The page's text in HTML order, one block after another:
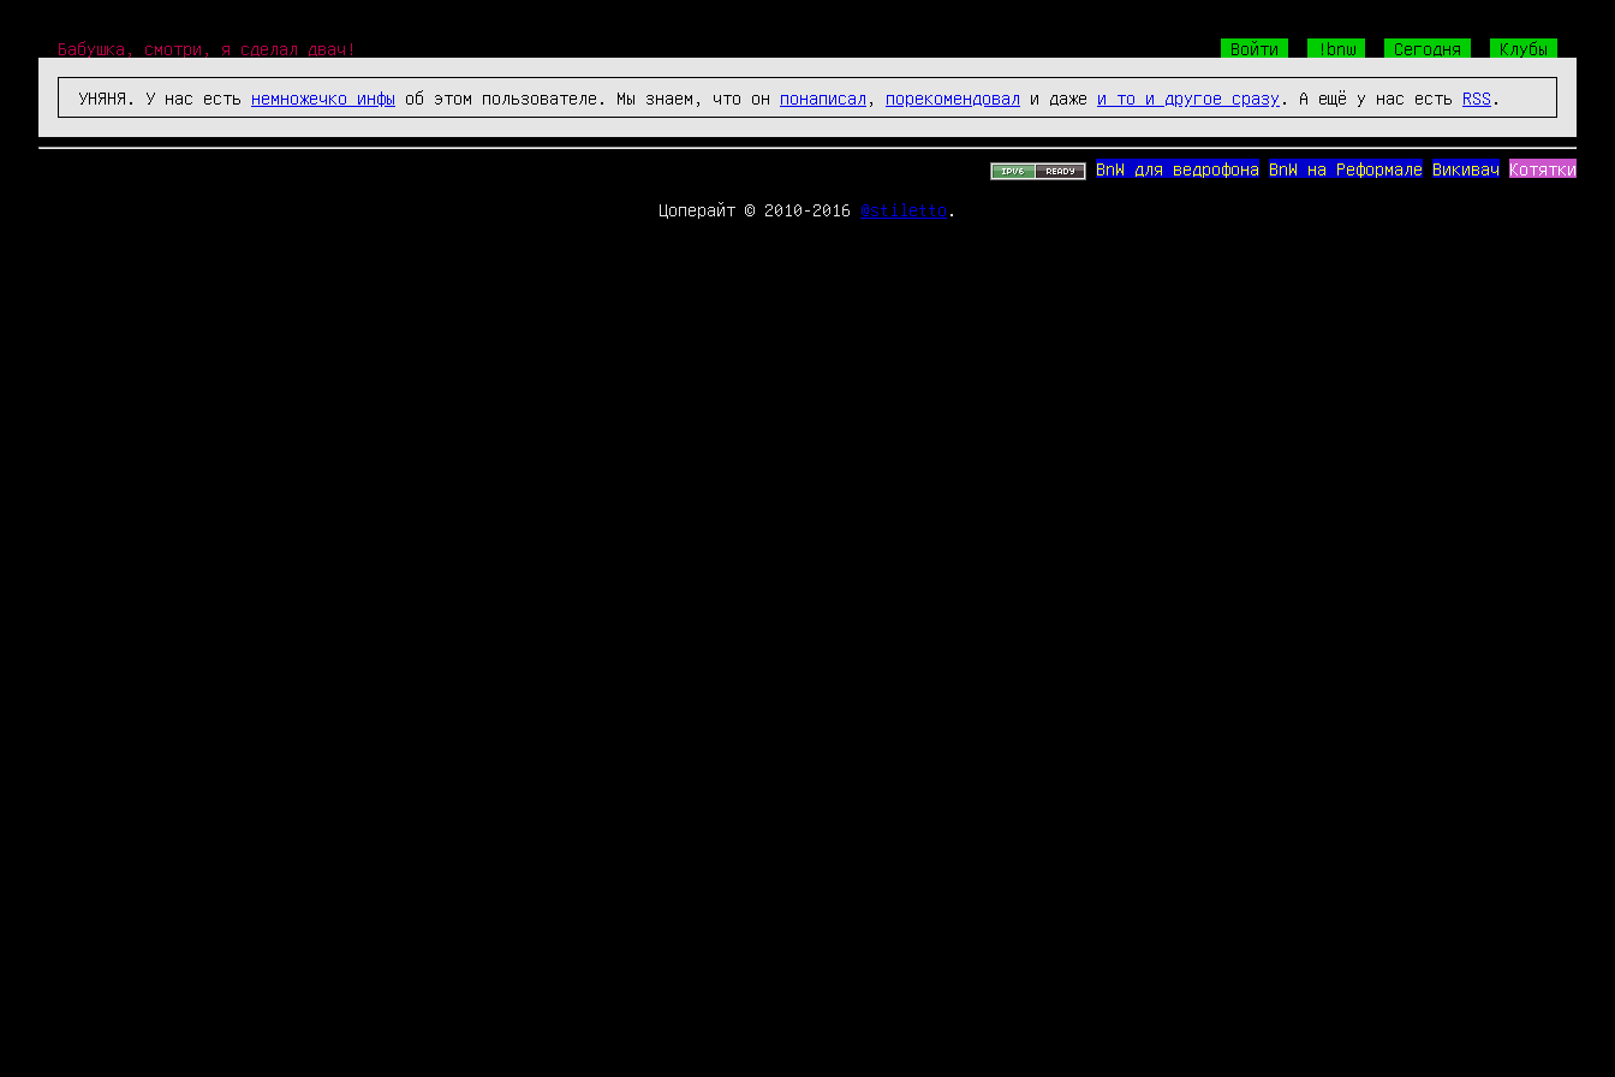
Бабушка, смотри, я сделал двач! Войти !bnw Сегодня Клубы
УНЯНЯ. У нас есть немножечко инфы об этом пользователе. Мы знаем, что он понаписал порекомендовал и даже и то и другое сразу . А ещё у нас есть RSS
BnW для ведрофона BnW на Реформале Викивач Котятки
Цоперайт © 2010-2016 @stiletto